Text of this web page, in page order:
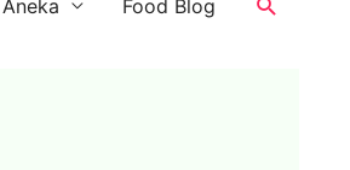
Aneka Food Blog